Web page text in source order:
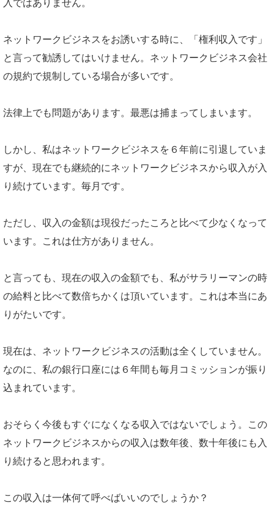
入ではありません。
ネットワークビジネスをお誘いする時に、「権利収入です」
と言って勧誘してはいけません。ネットワークビジネス会社
の規約で規制している場合が多いです。
法律上でも問題があります。最悪は捕まってしまいます。
しかし、私はネットワークビジネスを６年前に引退していま
すが、現在でも継続的にネットワークビジネスから収入が入
り続けています。毎月です。
ただし、収入の金額は現役だったころと比べて少なくなって
います。これは仕方がありません。
と言っても、現在の収入の金額でも、私がサラリーマンの時
の給料と比べて数倍ちかくは頂いています。これは本当にあ
りがたいです。
現在は、ネットワークビジネスの活動は全くしていません。
なのに、私の銀行口座には６年間も毎月コミッションが振り
込まれています。
おそらく今後もすぐになくなる収入ではないでしょう。この
ネットワークビジネスからの収入は数年後、数十年後にも入
り続けると思われます。
この収入は一体何て呼べばいいのでしょうか？